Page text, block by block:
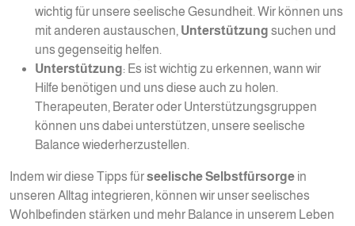
wichtig für unsere seelische Gesundheit. Wir können uns
mit anderen austauschen, Unterstützung suchen und
uns gegenseitig helfen.
Unterstützung: Es ist wichtig zu erkennen, wann wir
Hilfe benötigen und uns diese auch zu holen.
Therapeuten, Berater oder Unterstützungsgruppen
können uns dabei unterstützen, unsere seelische
Balance wiederherzustellen.
Indem wir diese Tipps fürseelische Selbstfürsorge in
unseren Alltag integrieren, können wir unser seelisches
Wohlbefinden stärken und mehr Balance in unserem Leben